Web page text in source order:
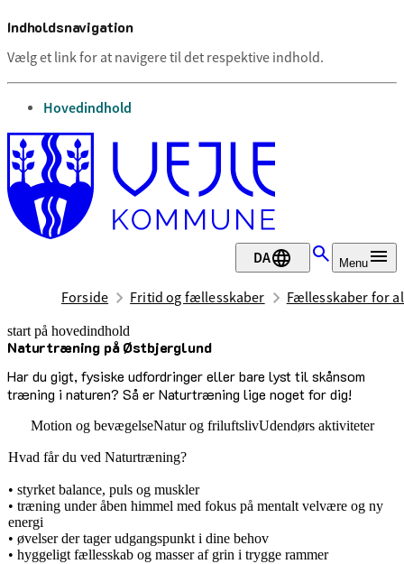
Indholdsnavigation
Vælg et link for at navigere til det respektive indhold.
gå til
Hovedindhold
DA Menu
Forside Fritid og fællesskaber Fællesskaber for
start på hovedindhold
Naturtræning på Østbjerglund
Har du gigt, fysiske udfordringer eller bare lyst til skånsom
træning i naturen? Så er Naturtræning lige noget for dig!
senest opdateret 15. juli 2026
Motion og bevægelseNatur og friluftslivUdendørs aktiviteter
Hvad får du ved Naturtræning?
• styrket balance, puls og muskler
• træning under åben himmel med fokus på mentalt velvære og ny
energi
• øvelser der tager udgangspunkt i dine behov
• hyggeligt fællesskab og masser af grin i trygge rammer